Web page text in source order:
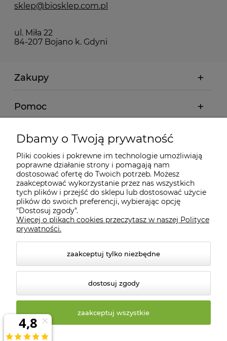
sklep@biosklep.com.pl
ul. Miła 22
84-207 Bojano k. Gdyni
Zakupy
Pomoc
Moje konto
Informacje
O nas
Kontakt
© 2026 biosklep.com.pl. Wszelkie prawa zastrzeżone.
Styl graficzny ShopGadget.pl
Dbamy o Twoją prywatność
Pliki cookies i pokrewne im technologie umożliwiają
poprawne działanie strony i pomagają nam
dostosować ofertę do Twoich potrzeb. Możesz
zaakceptować wykorzystanie przez nas wszystkich
tych plików i przejść do sklepu lub dostosować użycie
plików do swoich preferencji, wybierając opcję
"Dostosuj zgody".
Więcej o plikach cookies przeczytasz w naszej Polityce
prywatności.
zaakceptuj tylko niezbędne
dostosuj zgody
zaakceptuj wszystkie